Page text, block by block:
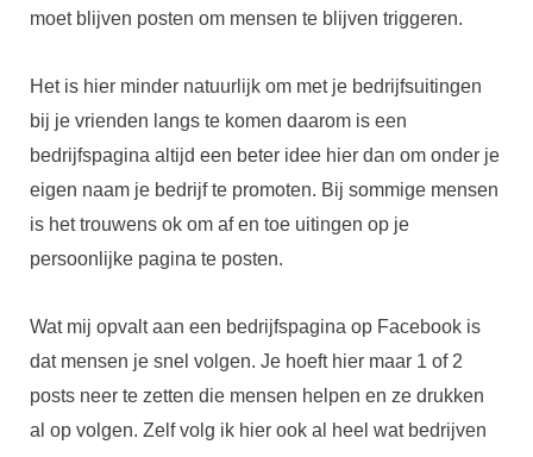
moet blijven posten om mensen te blijven triggeren.
Het is hier minder natuurlijk om met je bedrijfsuitingen
bij je vrienden langs te komen daarom is een
bedrijfspagina altijd een beter idee hier dan om onder je
eigen naam je bedrijf te promoten. Bij sommige mensen
is het trouwens ok om af en toe uitingen op je
persoonlijke pagina te posten.
Wat mij opvalt aan een bedrijfspagina op Facebook is
dat mensen je snel volgen. Je hoeft hier maar 1 of 2
posts neer te zetten die mensen helpen en ze drukken
al op volgen. Zelf volg ik hier ook al heel wat bedrijven